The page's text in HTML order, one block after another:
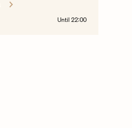
Until 22:00